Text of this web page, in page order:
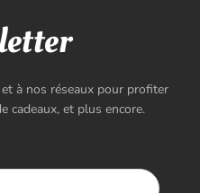
à nos réseaux pour profiter
cadeaux, et plus encore.